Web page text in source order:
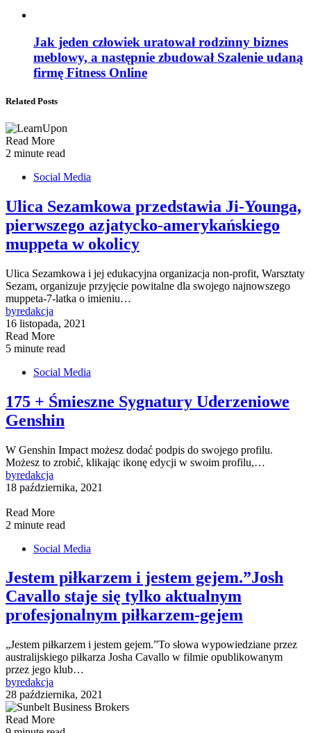
Jak jeden człowiek uratował rodzinny biznes
meblowy, a następnie zbudował Szalenie udaną
firmę Fitness Online
Related Posts
Read More
2 minute read
Social Media
Ulica Sezamkowa przedstawia Ji-Younga,
pierwszego azjatycko-amerykańskiego
muppeta w okolicy
Ulica Sezamkowa i jej edukacyjna organizacja non-profit, Warsztaty
Sezam, organizuje przyjęcie powitalne dla swojego najnowszego
muppeta-7-latka o imieniu…
byredakcja
16 listopada, 2021
Read More
5 minute read
Social Media
175 + Śmieszne Sygnatury Uderzeniowe
Genshin
W Genshin Impact możesz dodać podpis do swojego profilu.
Możesz to zrobić, klikając ikonę edycji w swoim profilu,…
byredakcja
18 października, 2021
Read More
2 minute read
Social Media
Jestem piłkarzem i jestem gejem.”Josh
Cavallo staje się tylko aktualnym
profesjonalnym piłkarzem-gejem
„Jestem piłkarzem i jestem gejem.”To słowa wypowiedziane przez
australijskiego piłkarza Josha Cavallo w filmie opublikowanym
przez jego klub…
byredakcja
28 października, 2021
Read More